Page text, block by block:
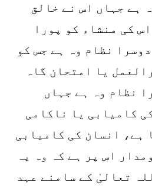
ہے جہاں اس نے خالق
کی منشاء کو پورا
نظام وہ ہے جس کو
یا امتحان گاہ
نظام وہ ہے جہاں
کامیابی یا ناکامی
ہے، انسان کی کامیابی
اس پر ہے کہ وہ یہ
تعالیٰ کے سامنے عہد